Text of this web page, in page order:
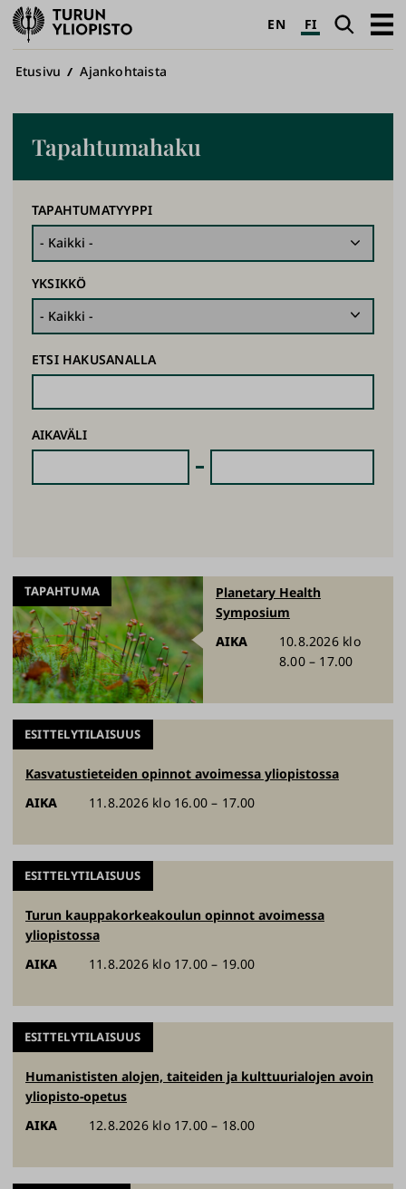
Turun
yliopisto
EN FI Haku
Avaa
Murupolku
Etusivu Ajankohtaista
Tapahtumahaku
TAPAHTUMATYYPPI
YKSIKKÖ
ETSI HAKUSANALLA
AIKAVÄLI
TAPAHTUMA
Planetary Health
Symposium
AIKA
10.8.2026 klo
8.00 – 17.00
ESITTELYTILAISUUS
Kasvatustieteiden opinnot avoimessa yliopistossa
AIKA
11.8.2026 klo 16.00 – 17.00
ESITTELYTILAISUUS
Turun kauppakorkeakoulun opinnot avoimessa
yliopistossa
AIKA
11.8.2026 klo 17.00 – 19.00
ESITTELYTILAISUUS
Humanististen alojen, taiteiden ja kulttuurialojen avoin
yliopisto-opetus
AIKA
12.8.2026 klo 17.00 – 18.00